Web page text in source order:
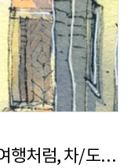
[playlist] 11월, 매일의 일상을 여행처럼, 차/도/락 | 보틀웍스 X 스톰프뮤직 X 정승빈